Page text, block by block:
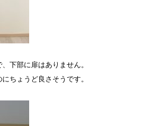
下部に扉はありません。
ちょうど良さそうです。